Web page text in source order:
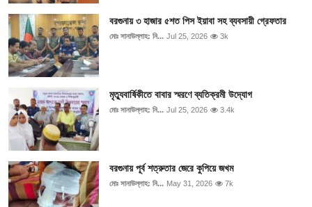
বরগুনায় ৩ হাজার ৫শত পিস ইয়াবা সহ ব্যবসায়ী গ্রেফতার
মোঃ সানাউল্লাহ: নি... Jul 25, 2026 3k
মৃত্যুবার্ষিকীতে বাবার স্মরণে ব্যতিক্রমী উদ্যোগ
মোঃ সানাউল্লাহ: নি... Jul 25, 2026 3.4k
বরগুনায় পূর্ব শত্রুতার জেরে কুপিয়ে জখম
মোঃ সানাউল্লাহ: নি... May 31, 2026 7k